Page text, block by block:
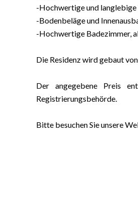
-Hochwertige und
-Bodenbeläge und
-Hochwertige Badezimmer,
Die Residenz wird gebaut
Der angegebene Preis
Registrierungsbehörde.
Bitte besuchen Sie unsere